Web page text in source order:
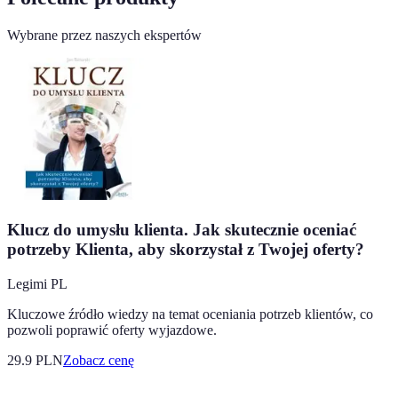
Wybrane przez naszych ekspertów
Klucz do umysłu klienta. Jak skutecznie oceniać
potrzeby Klienta, aby skorzystał z Twojej oferty?
Legimi PL
Kluczowe źródło wiedzy na temat oceniania potrzeb klientów, co
pozwoli poprawić oferty wyjazdowe.
29.9 PLNZobacz cenę